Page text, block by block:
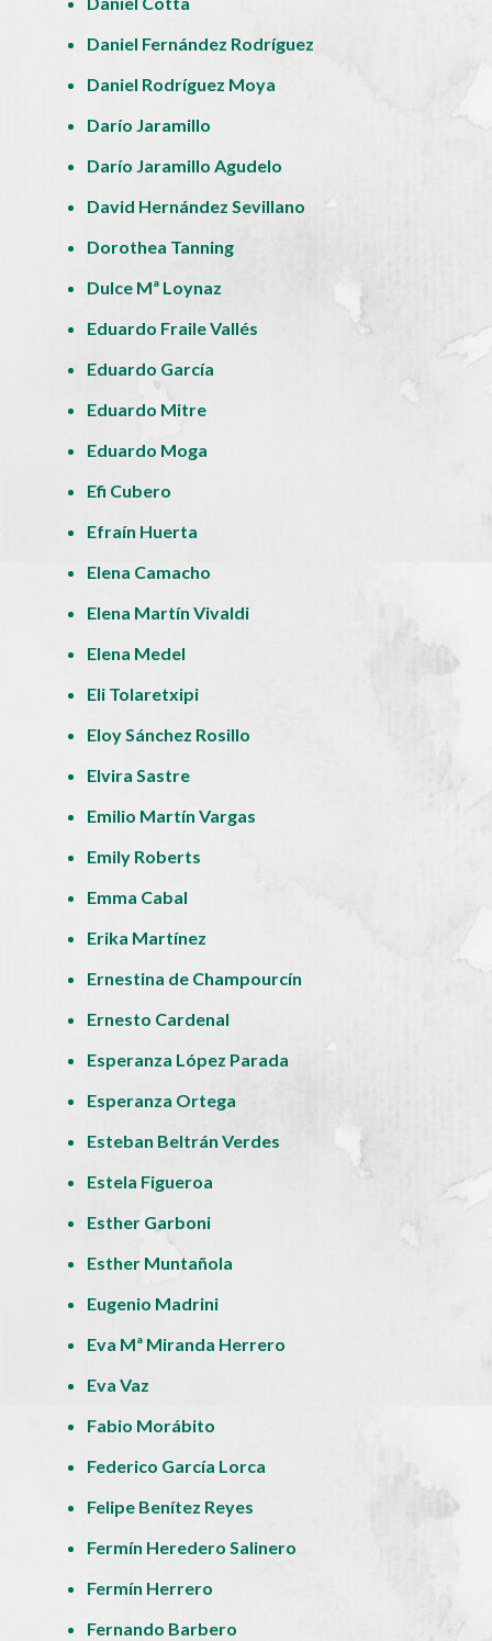
Daniel Fernández Rodríguez
Daniel Rodríguez Moya
Darío Jaramillo
Darío Jaramillo Agudelo
David Hernández Sevillano
Dorothea Tanning
Dulce Mª Loynaz
Eduardo Fraile Vallés
Eduardo García
Eduardo Mitre
Eduardo Moga
Efi Cubero
Efraín Huerta
Elena Camacho
Elena Martín Vivaldi
Elena Medel
Eli Tolaretxipi
Eloy Sánchez Rosillo
Elvira Sastre
Emilio Martín Vargas
Emily Roberts
Emma Cabal
Erika Martínez
Ernestina de Champourcín
Ernesto Cardenal
Esperanza López Parada
Esperanza Ortega
Esteban Beltrán Verdes
Estela Figueroa
Esther Garboni
Esther Muntañola
Eugenio Madrini
Eva Mª Miranda Herrero
Eva Vaz
Fabio Morábito
Federico García Lorca
Felipe Benítez Reyes
Fermín Heredero Salinero
Fermín Herrero
Fernando Barbero